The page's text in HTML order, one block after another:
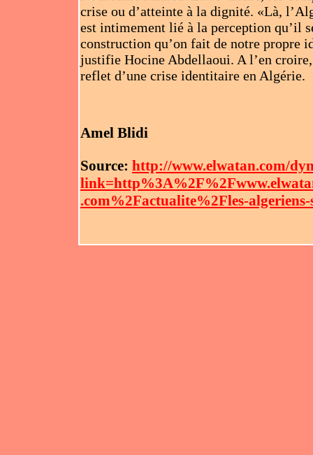
crise ou d’atteinte à la dignité. «Là,
est intimement lié à la perception qu’il
construction qu’on fait de notre propre
justifie Hocine Abdellaoui. A l’en
reflet d’une crise identitaire en Algérie.
Amel Blidi
Source: http://www.elwatan.com/
.com%2Factualite%2Fles-